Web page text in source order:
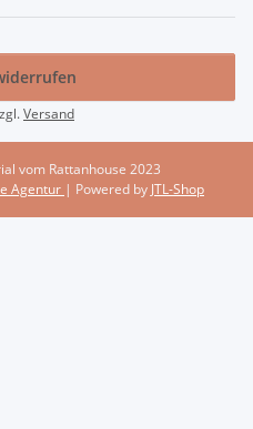
Versand
vom Rattanhouse 2023
Agentur | Powered by JTL-Shop